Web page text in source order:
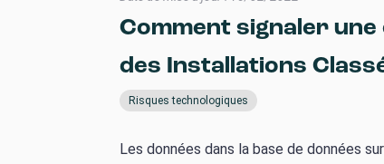
Comment signaler
des Installations
Risques technologiques
Les données dans la base de données